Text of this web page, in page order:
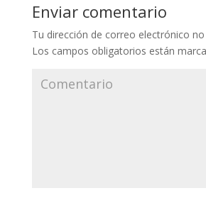
Enviar comentario
Tu dirección de correo electrónico no
Los campos obligatorios están